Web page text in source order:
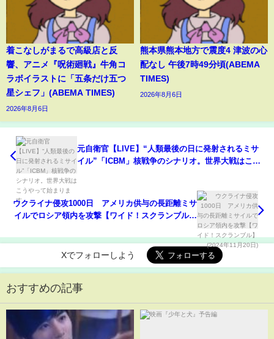
着こなしがまるで高級店と反
響、アニメ『呪術廻戦』牛角コ
ラボイラストに「五条だけ五つ
星シェフ」(ABEMA TIMES)
2026年8月6日
熊本県熊本地方で震度4 津波の心
配なし 午後7時49分頃(ABEMA
TIMES)
2026年8月6日
元自衛官【LIVE】“人類最後の日に発射されるミサ
イル”「ICBM」核戦争のシナリオ。世界大戦はこう
ウクライナ侵攻1000日 アメリカ供与の長距離ミサ
イルでロシア領内を攻撃【ワイド！スクランブル】
Xでフォローしよう
おすすめの記事